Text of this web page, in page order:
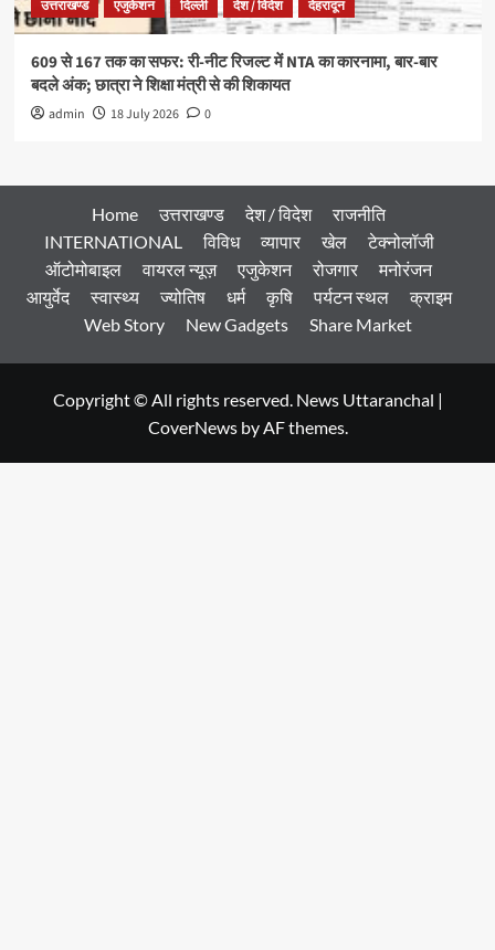
उत्तराखण्ड एजुकेशन दिल्ली देश / विदेश देहरादून
609 से 167 तक का सफर: री-नीट रिजल्ट में NTA का कारनामा, बार-बार
बदले अंक; छात्रा ने शिक्षा मंत्री से की शिकायत
admin 18 July 2026 0
Home उत्तराखण्ड देश / विदेश
राजनीति
INTERNATIONAL
विविध व्यापार खेल
टेक्नोलॉजी
ऑटोमोबाइल
वायरल न्यूज़ एजुकेशन रोजगार
मनोरंजन
आयुर्वेद
स्वास्थ्य ज्योतिष धर्म कृषि पर्यटन स्थल
क्राइम
Web Story
New Gadgets Share Market
Copyright © All rights reserved. News Uttaranchal |
CoverNewsby AF themes.